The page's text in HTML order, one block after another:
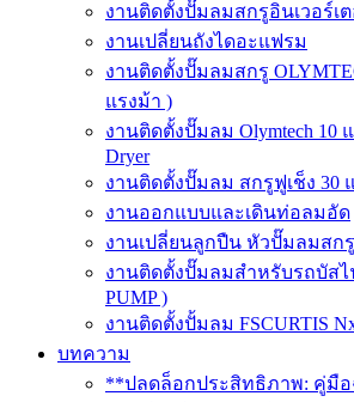
งานติดตั้งปั๊มลมสกรูอินเวอร์เต
งานเปลี่ยนถังไดอะแฟรม
งานติดตั้งปั๊มลมสกรู
แรงม้า )
งานติดตั้งปั๊มลม Olymtech 10
Dryer
งานติดตั้งปั๊มลม สกรูฟูเช็ง 30
งานออกแบบและเดินท่อลมอัด
งานเปลี่ยนลูกปืน หัวปั๊มลมสกรู
งานติดตั้งปั๊มลมสำหรับรถบัสไ
PUMP )
งานติดตั้งปั้มลม FSCURTIS
บทความ
**ปลดล็อกประสิทธิภาพ: คู่มื